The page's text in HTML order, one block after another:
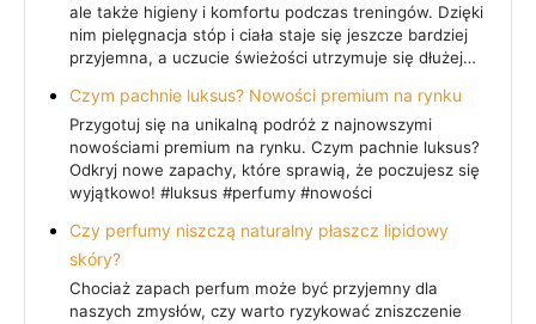
ale także higieny i komfortu podczas treningów. Dzięki
nim pielęgnacja stóp i ciała staje się jeszcze bardziej
przyjemna, a uczucie świeżości utrzymuje się dłużej…
Czym pachnie luksus? Nowości premium na rynku
Przygotuj się na unikalną podróż z najnowszymi
nowościami premium na rynku. Czym pachnie luksus?
Odkryj nowe zapachy, które sprawią, że poczujesz się
wyjątkowo! #luksus #perfumy #nowości
Czy perfumy niszczą naturalny płaszcz lipidowy
skóry?
Chociaż zapach perfum może być przyjemny dla
naszych zmysłów, czy warto ryzykować zniszczenie